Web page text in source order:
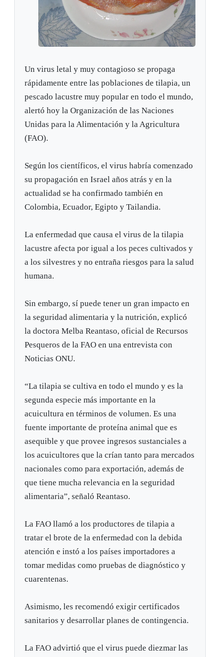
Un virus letal y muy contagioso se propaga
rápidamente entre las poblaciones de tilapia, un
pescado lacustre muy popular en todo el mundo,
alertó hoy la Organización de las Naciones
Unidas para la Alimentación y la Agricultura
(FAO).
Según los científicos, el virus habría comenzado
su propagación en Israel años atrás y en la
actualidad se ha confirmado también en
Colombia, Ecuador, Egipto y Tailandia.
La enfermedad que causa el virus de la tilapia
lacustre afecta por igual a los peces cultivados y
a los silvestres y no entraña riesgos para la salud
humana.
Sin embargo, sí puede tener un gran impacto en
la seguridad alimentaria y la nutrición, explicó
la doctora Melba Reantaso, oficial de Recursos
Pesqueros de la FAO en una entrevista con
Noticias ONU.
“La tilapia se cultiva en todo el mundo y es la
segunda especie más importante en la
acuicultura en términos de volumen. Es una
fuente importante de proteína animal que es
asequible y que provee ingresos sustanciales a
los acuicultores que la crían tanto para mercados
nacionales como para exportación, además de
que tiene mucha relevancia en la seguridad
alimentaria”, señaló Reantaso.
La FAO llamó a los productores de tilapia a
tratar el brote de la enfermedad con la debida
atención e instó a los países importadores a
tomar medidas como pruebas de diagnóstico y
cuarentenas.
Asimismo, les recomendó exigir certificados
sanitarios y desarrollar planes de contingencia.
La FAO advirtió que el virus puede diezmar las